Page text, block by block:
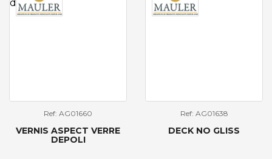
Ref: AG01660
VERNIS ASPECT VERRE
DEPOLI
Ref: AG01638
DECK NO GLISS